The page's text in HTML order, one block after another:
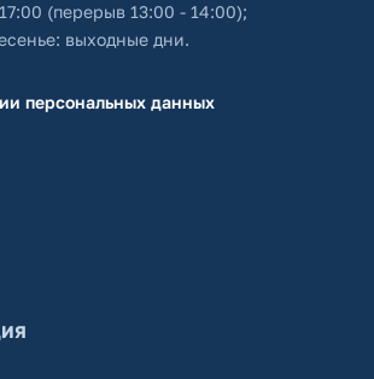
(перерыв 13:00 - 14:00);
выходные дни.
персональных данных